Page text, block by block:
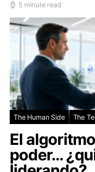
5 minute read
The Human Side The
El
poder…